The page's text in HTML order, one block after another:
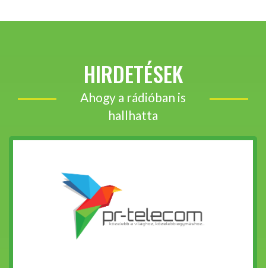
HIRDETÉSEK
Ahogy a rádióban is
hallhatta